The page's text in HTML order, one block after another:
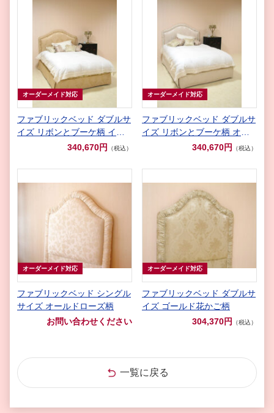
オーダーメイド対応
ファブリックベッド ダブルサ
イズ リボンとブーケ柄 イエ
ローゴールド340,670円 （税込）
オーダーメイド対応
ファブリックベッド ダブルサ
イズ リボンとブーケ柄 オフ
340,670円 （税込）
オーダーメイド対応
ファブリックベッド シングル
サイズ オールドローズ柄
お問い合わせください
オーダーメイド対応
ファブリックベッド ダブルサ
イズ ゴールド花かご柄
304,370円
（税込）
一覧に戻る